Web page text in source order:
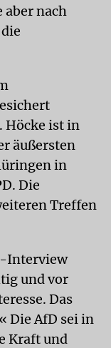
aber nach
Höcke ist in
äußersten
in
Die
Treffen
Interview
und vor
Das
Die AfD sei in
Kraft und